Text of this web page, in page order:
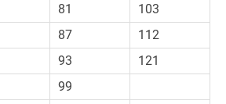
81
103
87
112
93
121
99